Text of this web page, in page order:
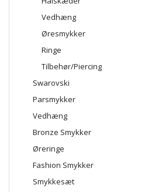
Vedhæng
Øresmykker
Ringe
Tilbehør/Piercing
Swarovski
Parsmykker
Vedhæng
Bronze Smykker
Øreringe
Fashion Smykker
Smykkesæt